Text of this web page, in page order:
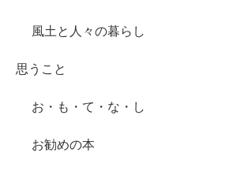
風土と人々の暮らし
思うこと
お・も・て・な・し
お勧めの本